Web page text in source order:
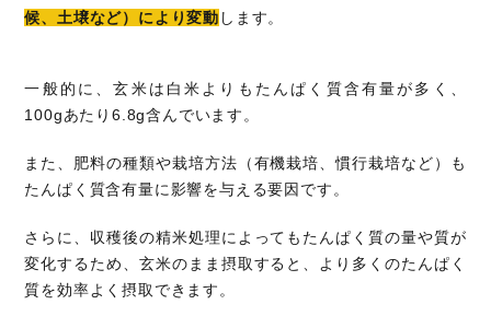
候、土壌など）により変動 します。
一般的に、玄米は白米よりもたんぱく質含有量が多く、
100gあたり6.8g含んでいます。
また、肥料の種類や栽培方法（有機栽培、慣行栽培など）も
たんぱく質含有量に影響を与える要因です。
さらに、収穫後の精米処理によってもたんぱく質の量や質が
変化するため、玄米のまま摂取すると、より多くのたんぱく
質を効率よく摂取できます。